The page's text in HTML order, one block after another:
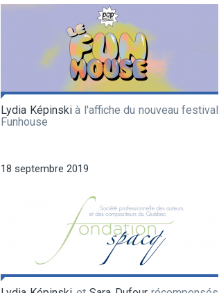
Lydia Képinskià l'affiche du nouveau festival
Funhouse
18 septembre 2019